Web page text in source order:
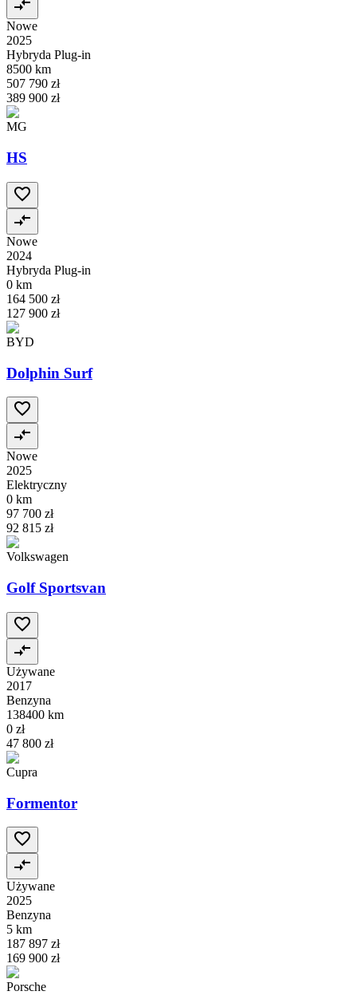
Nowe
2025
Hybryda Plug-in
8500 km
507 790 zł
389 900 zł
MG
HS
Nowe
2024
Hybryda Plug-in
0 km
164 500 zł
127 900 zł
BYD
Dolphin Surf
Nowe
2025
Elektryczny
0 km
97 700 zł
92 815 zł
Volkswagen
Golf Sportsvan
Używane
2017
Benzyna
138400 km
0 zł
47 800 zł
Cupra
Formentor
Używane
2025
Benzyna
5 km
187 897 zł
169 900 zł
Porsche